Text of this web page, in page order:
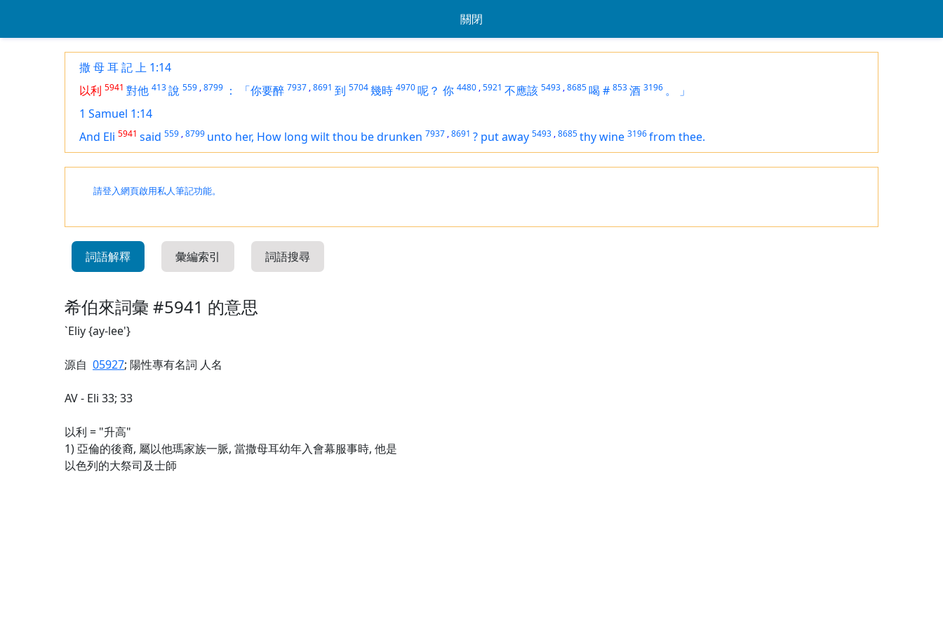
關閉
撒 母 耳 記 上 1:14
以利 5941 對他 413說 559 ,8799 ： 「你要醉 7937 ,8691 到 5704幾時 4970呢？ 你 4480 ,5921 不應該 5493 ,8685喝 # 853酒 3196 。
」
1 Samuel 1:14
And Eli 5941 said 559 ,8799 unto her, How long wilt thou be drunken 7937 ,8691 ? put away 5493 ,8685thy wine 3196from thee.
請登入網頁啟用私人筆記功能。
詞語解釋 彙編索引 詞語搜尋
希伯來詞彙 #5941 的意思
`Eliy {ay-lee'}
源自 05927; 陽性專有名詞 人名
AV - Eli 33; 33
以利 = "升高"
1) 亞倫的後裔, 屬以他瑪家族一脈, 當撒母耳幼年入會幕服事時, 他是
以色列的大祭司及士師